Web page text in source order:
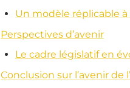
Un modèle réplicable
Perspectives d’avenir
Le cadre législatif en
Conclusion sur l’avenir de